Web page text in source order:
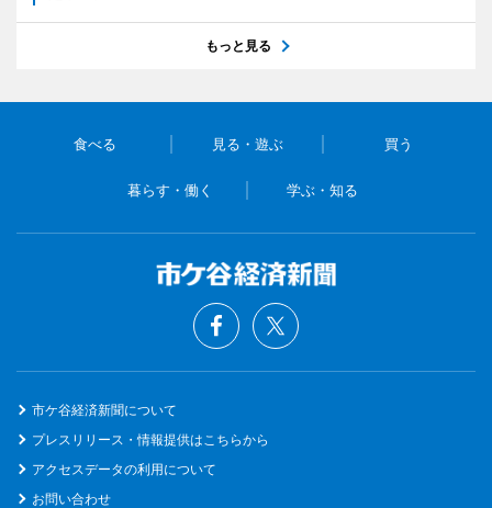
もっと見る
食べる 見る・遊ぶ 買う
暮らす・働く 学ぶ・知る
市ケ谷経済新聞について
プレスリリース・情報提供はこちらから
アクセスデータの利用について
お問い合わせ